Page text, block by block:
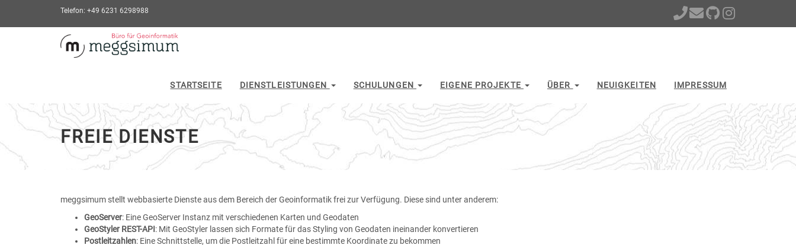
Telefon: +49 6231 6298988
Hauptseite
STARTSEITE DIENSTLEISTUNGEN SCHULUNGEN EIGENE PROJEKTE ÜBER NEUIGKEITEN IMPRESSUM
FREIE DIENSTE
meggsimum stellt webbasierte Dienste aus dem Bereich der Geoinformatik frei zur Verfügung. Diese sind unter anderem:
GeoServer: Eine GeoServer Instanz mit verschiedenen Karten und Geodaten
GeoStyler REST-API: Mit GeoStyler lassen sich Formate für das Styling von Geodaten ineinander konvertieren
Postleitzahlen: Eine Schnittstelle, um die Postleitzahl für eine bestimmte Koordinate zu bekommen